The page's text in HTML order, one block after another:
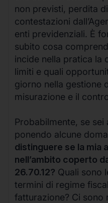
non previsti, perdita
contestazioni
enti previdenziali. È
subito cosa
incide nella pratica la
limiti e quali
giorno nella gestione
misurazione e il
Probabilmente, se
ponendo alcune
distinguere se la mia
nell’ambito coperto
26.70.12? Quali sono
termini di regime
fatturazione? Ci sono